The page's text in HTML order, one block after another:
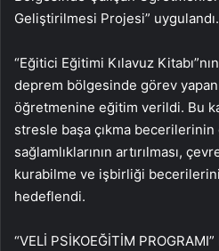
Geliştirilmesi Projesi” uygulandı.
“Eğitici Eğitimi Kılavuz
deprem bölgesinde görev
öğretmenine eğitim verildi. Bu
stresle başa çıkma
sağlamlıklarının artırılması,
kurabilme ve işbirliği
hedeflendi.
“VELİ PSİKOEĞİTİM